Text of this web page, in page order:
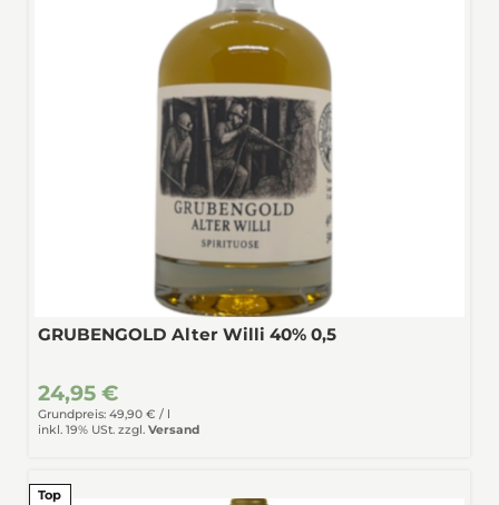
GRUBENGOLD Alter Willi 40% 0,5
24,95 €
Grundpreis: 49,90 € / l
inkl. 19% USt. zzgl. Versand
Top